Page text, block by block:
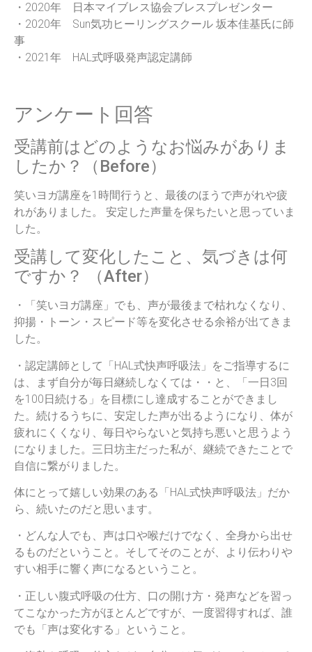
・2020年 日本マイブレス協会ブレスプレゼンター
・2020年 Sun気功ヒーリングスクール 坂本佳基氏に師
事
・2021年 HAL式呼吸発声認定講師
アンケート回答
受講前はどのようなお悩みがありま
したか？（Before）
笑いヨガ講座を1時間行うと、最後のほうで声がれや疲
れがありました。 安定した声量を保ちたいと思っていま
した。
受講して変化したこと、気づきは何
ですか？ （After）
・「笑いヨガ講座」でも、声が最後まで枯れなくなり、
抑揚・トーン・スピード等を変化させる余裕が出てきま
した。
・認定講師として「HAL式快声呼吸法」をご指導するに
は、まず自分が毎日継続しなくては・・と、「一日3回
を100日続ける」を目標にし達成することができまし
た。続けるうちに、安定した声が出るようになり、体が
疲れにくくなり、毎日やらないと気持ち悪いと思うよう
になりました。三日坊主だった私が、継続できたことで
自信に繋がりました。
体にとって嬉しい効果のある「HAL式快声呼吸法」だか
ら、続いたのだと思います。
・どんな人でも、声は口や喉だけでなく、全身から出せ
るものだということ。そしてそのことが、より伝わりや
すい相手に響く声になるということ。
・正しい腹式呼吸の仕方、口の開け方・発声などを習っ
てこなかった方がほとんどですが、一度習得すれば、誰
でも「声は変化する」ということ。